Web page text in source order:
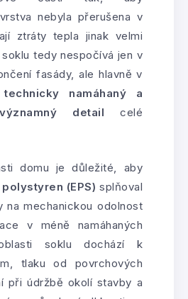
nebyla přerušena v
ztráty tepla jinak velmi
tedy nespočívá jen v
fasády, ale hlavně v
technicky namáhaný a
detail celé
domu je důležité, aby
(EPS) splňoval
na mechanickou odolnost
v méně namáhaných
soklu dochází k
tlaku od povrchových
při údržbě okolí stavby a